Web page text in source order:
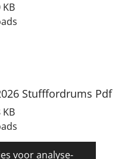
voor analyse-
KB
Stufffordrums Pdf
KB